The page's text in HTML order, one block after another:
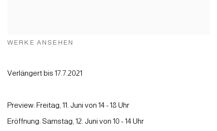
WERKE ANSEHEN
Verlängert bis 17.7.2021
Preview: Freitag, 11. Juni von 14 - 18 Uhr
Eröffnung: Samstag, 12. Juni von 10 - 14 Uhr